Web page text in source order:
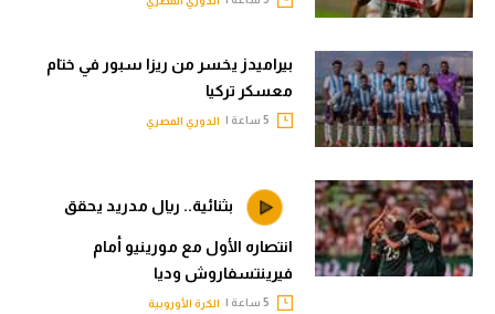
بيراميدز يخسر من ريزا سبور في ختام
معسكر تركيا
الدوري المصري
بثنائية.. ريال مدريد يحقق
انتصاره الأول مع مورينيو أمام
فيرينتسفاروش وديا
الكرة الأوروبية